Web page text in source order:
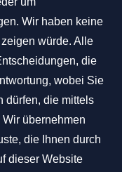
Wir haben keine
würde. Alle
die
wobei Sie
dürfen, die mittels
übernehmen
die Ihnen durch
dieser Website